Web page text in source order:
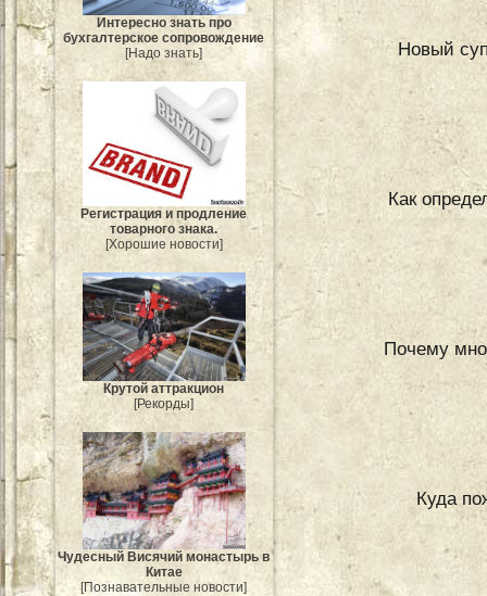
Интересно знать про
бухгалтерское сопровождение
[Надо знать]
Регистрация и продление
товарного знака.
[Хорошие новости]
Крутой аттракцион
[Рекорды]
Чудесный Висячий монастырь в
Китае
[Познавательные новости]
Новый
Как
Почему
Куда